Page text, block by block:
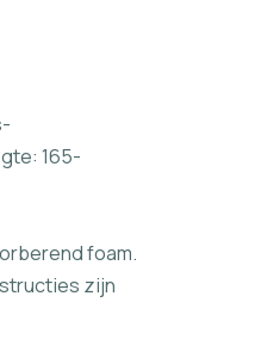
165-
foam.
zijn